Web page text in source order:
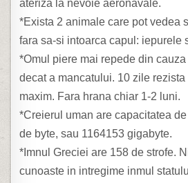
ateriza la nevoie aeronavale.
*Exista 2 animale care pot vedea
fara sa-si intoarca capul: iepurele
*Omul piere mai repede din
decat a mancatului. 10 zile rezista
maxim. Fara hrana chiar 1-2 luni.
*Creierul uman are capacitatea
de byte, sau 1164153 gigabyte.
*Imnul Greciei are 158 de strofe.
cunoaste in intregime inmul